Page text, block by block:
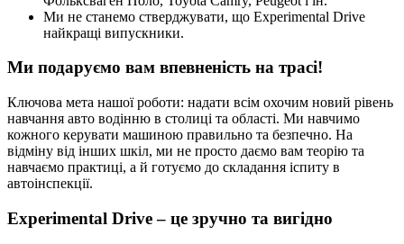
Ми не станемо стверджувати, що Experimental Drive
найкращі випускники.
Ми подаруємо вам впевненість на трасі!
Ключова мета нашої роботи: надати всім охочим новий рівень
навчання авто водінню в столиці та області. Ми навчимо
кожного керувати машиною правильно та безпечно. На
відміну від інших шкіл, ми не просто даємо вам теорію та
навчаємо практиці, а й готуємо до складання іспиту в
автоінспекції.
Experimental Drive – це зручно та вигідно